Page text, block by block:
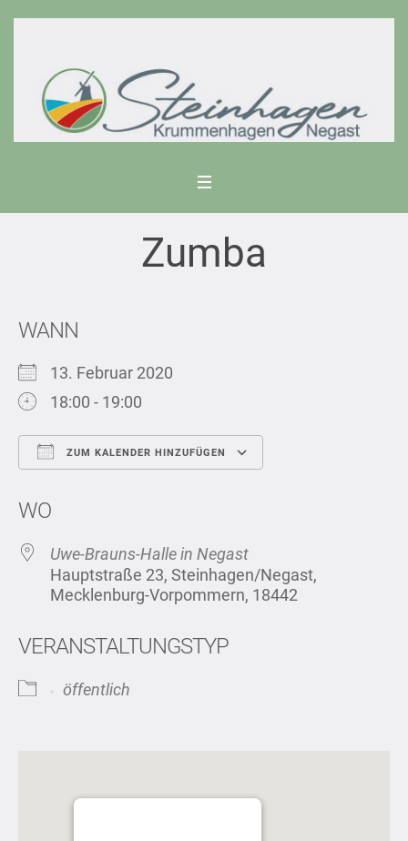
Zumba
WANN
13. Februar 2020
18:00 - 19:00
ZUM KALENDER HINZUFÜGEN
WO
Uwe-Brauns-Halle in Negast
Hauptstraße 23, Steinhagen/Negast,
Mecklenburg-Vorpommern, 18442
VERANSTALTUNGSTYP
öffentlich